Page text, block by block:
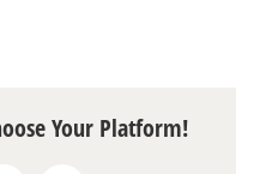
Your Platform!